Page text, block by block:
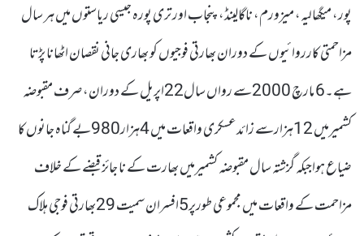
پور، میگھالیہ، میزورم، ناگالینڈ، پنجاب اور تری پورہ جیسی ریاستوں میں ہر سال
مزاحمتی کارروائیوں کے دوران بھارتی فوجیوں کو بھاری جانی نقصان اٹھانا پڑتا
ہے۔6 مارچ 2000سے رواں سال22اپریل کے دوران، صرف مقبوضہ
کشمیرمیں 12ہزارسے زائدعسکری واقعات میں 4ہزار980بے گناہ جانوں کا
ضیاع ہواجبکہ گزشتہ سال مقبوضہ کشمیرمیں بھارت کے نا جائز قبضے کے خلاف
مزاحمت کے واقعات میں مجموعی طورپر5افسران سمیت 29بھارتی فوجی ہلاک